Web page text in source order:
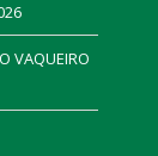
VAQUEIRO